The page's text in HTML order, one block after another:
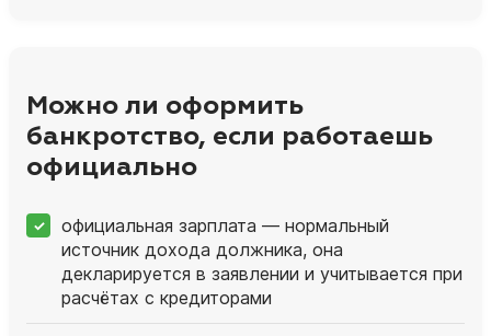
Можно ли оформить
банкротство, если работаешь
официально
официальная зарплата — нормальный
источник дохода должника, она
декларируется в заявлении и учитывается при
расчётах с кредиторами